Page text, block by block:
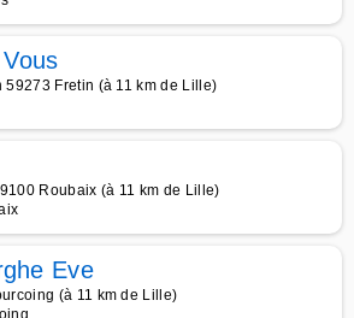
59273 Fretin (à 11 km de Lille)
Roubaix (à 11 km de Lille)
Eve
(à 11 km de Lille)